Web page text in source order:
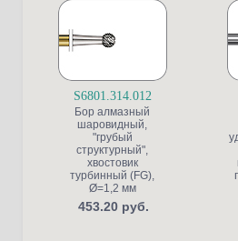
S6801.314.012
Бор алмазный
шаровидный,
"грубый
структурный",
хвостовик
турбинный (FG),
Ø=1,2 мм
453.20 руб.